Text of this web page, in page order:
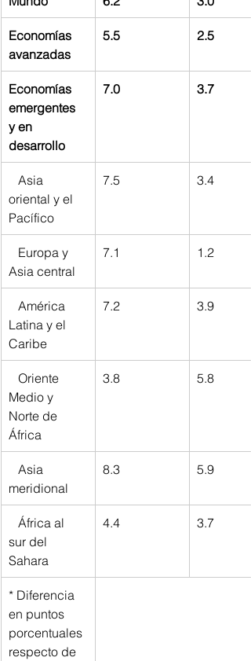
Economías
avanzadas
5.5 2.5
Economías
emergentes
y en
desarrollo
7.0 3.7
Asia
oriental y el
Pacífico
7.5 3.4
Europa y
Asia central
7.1 1.2
América
Latina y el
Caribe
7.2 3.9
Oriente
Medio y
Norte de
África
3.8 5.8
Asia
meridional
8.3 5.9
África al
sur del
Sahara
4.4 3.7
* Diferencia
en puntos
porcentuales
respecto de